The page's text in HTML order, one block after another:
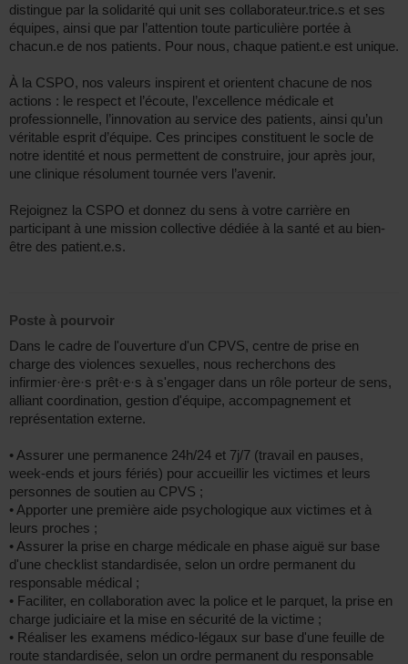
distingue par la solidarité qui unit ses collaborateur.trice.s et ses
équipes, ainsi que par l’attention toute particulière portée à
chacun.e de nos patients. Pour nous, chaque patient.e est unique.
À la CSPO, nos valeurs inspirent et orientent chacune de nos
actions : le respect et l’écoute, l’excellence médicale et
professionnelle, l’innovation au service des patients, ainsi qu’un
véritable esprit d’équipe. Ces principes constituent le socle de
notre identité et nous permettent de construire, jour après jour,
une clinique résolument tournée vers l’avenir.
Rejoignez la CSPO et donnez du sens à votre carrière en
participant à une mission collective dédiée à la santé et au bien-
être des patient.e.s.
Poste à pourvoir
Dans le cadre de l'ouverture d'un CPVS, centre de prise en
charge des violences sexuelles, nous recherchons des
infirmier·ère·s prêt·e·s à s'engager dans un rôle porteur de sens,
alliant coordination, gestion d'équipe, accompagnement et
représentation externe.
• Assurer une permanence 24h/24 et 7j/7 (travail en pauses,
week-ends et jours fériés) pour accueillir les victimes et leurs
personnes de soutien au CPVS ;
• Apporter une première aide psychologique aux victimes et à
leurs proches ;
• Assurer la prise en charge médicale en phase aiguë sur base
d'une checklist standardisée, selon un ordre permanent du
responsable médical ;
• Faciliter, en collaboration avec la police et le parquet, la prise en
charge judiciaire et la mise en sécurité de la victime ;
• Réaliser les examens médico-légaux sur base d'une feuille de
route standardisée, selon un ordre permanent du responsable